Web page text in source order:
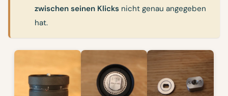
zwischen seinen Klicks nicht genau angegeben
hat.